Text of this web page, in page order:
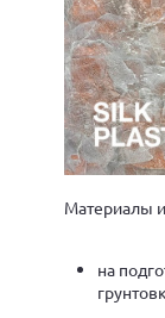
Материалы
на